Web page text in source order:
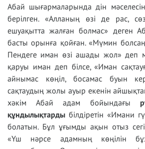
Абай шығармаларында дін
берілген. «Алланың өзі де рас,
ешуақытта жалған болмас» деген
басты орынға қойған. «Мүмин
Пендеге иман өзі ашады жол» деп
қаруы иман деп білсе, «Иман
айнымас көңіл, босамас буын
сақтаудың жолы ауыр екенін
хәкім Абай адам бойындағы
құндылықтарды білдіретін «Имани
болатын. Бұл ұғымды ақын отыз
«Үш нәрсе адамның көңілін